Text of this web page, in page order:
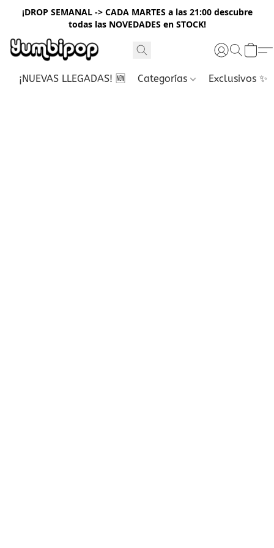
¡DROP SEMANAL -> CADA MARTES a las 21:00 descubre
todas las NOVEDADES en STOCK!
¡NUEVAS LLEGADAS! 🆕 Categorías Exclusivos ✨